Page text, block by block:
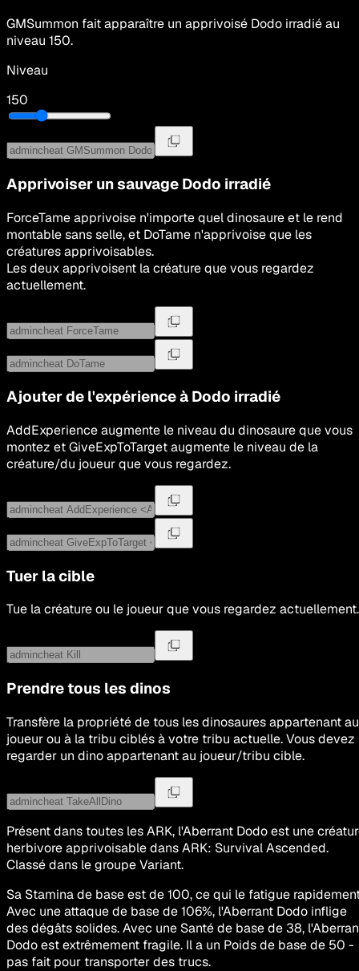
GMSummon fait apparaître un apprivoisé Dodo irradiéau
niveau 150.
Niveau
150
Apprivoiser un sauvage Dodo irradié
ForceTame apprivoise n'importe quel dinosaure et le rend
montable sans selle, et DoTame n'apprivoise que les
créatures apprivoisables.
Les deux apprivoisent la créature que vous regardez
actuellement.
Ajouter de l'expérience à Dodo irradié
AddExperience augmente le niveau du dinosaure que vous
montez et GiveExpToTarget augmente le niveau de la
créature/du joueur que vous regardez.
Tuer la cible
Tue la créature ou le joueur que vous regardez actuellement.
Prendre tous les dinos
Transfère la propriété de tous les dinosaures appartenant au
joueur ou à la tribu ciblés à votre tribu actuelle. Vous devez
regarder un dino appartenant au joueur/tribu cible.
Présent dans toutes les ARK, l'Aberrant Dodo est une
herbivore apprivoisable dans ARK: Survival Ascended.
Classé dans le groupe Variant.
Sa Stamina de base est de 100, ce qui le fatigue
Avec une attaque de base de 106%, l'Aberrant Dodo inflige
des dégâts solides. Avec une Santé de base de 38,
Dodo est extrêmement fragile. Il a un Poids de base de 50 -
pas fait pour transporter des trucs.